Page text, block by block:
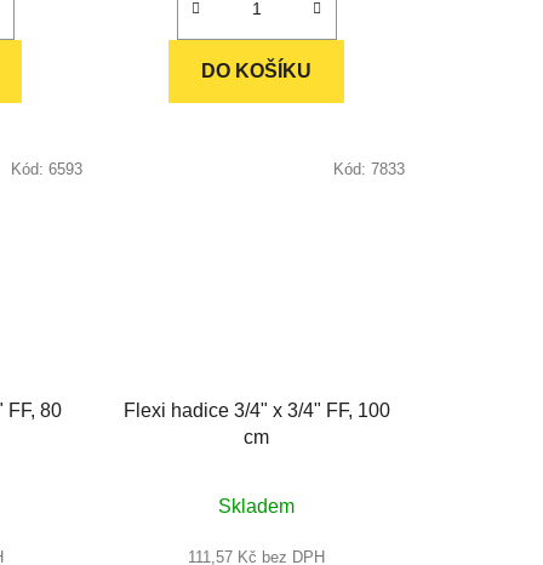
DO KOŠÍKU
FF, 80
Kód: 6593
Flexi hadice 3/4" x 3/4" FF, 100
cm
hodnocení
produktu
Skladem
111,57 Kč bez DPH
Kód: 7833